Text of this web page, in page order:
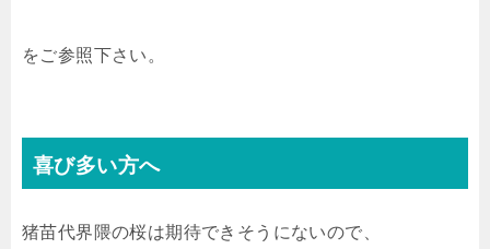
をご参照下さい。
喜び多い方へ
猪苗代界隈の桜は期待できそうにないので、